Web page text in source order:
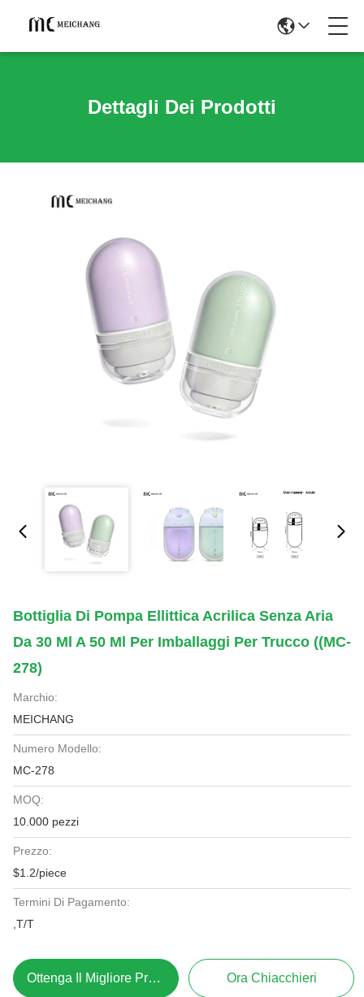
Dettagli Dei Prodotti
Bottiglia Di Pompa Ellittica Acrilica Senza Aria
Da 30 Ml A 50 Ml Per Imballaggi Per Trucco ((MC-
278)
Marchio:
MEICHANG
Numero Modello:
MC-278
MOQ:
10.000 pezzi
Prezzo:
$1.2/piece
Termini Di Pagamento:
,T/T
Ottenga Il Migliore Prezzo Ora Chiacchieri